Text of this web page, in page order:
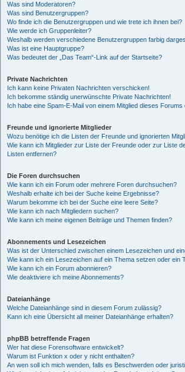
Was sind Moderatoren?
Was sind Benutzergruppen?
Wo finde ich die Benutzergruppen und wie trete ich ihnen bei?
Wie werde ich Gruppenleiter?
Weshalb werden verschiedene Benutzergruppen farbig
Was ist eine Hauptgruppe?
Was bedeutet der „Das Team“-Link auf der Startseite?
Private Nachrichten
Ich kann keine Privaten Nachrichten verschicken!
Ich bekomme ständig unerwünschte Private Nachrichten!
Ich habe eine Spam-E-Mail von einem Mitglied dieses Forums
Freunde und ignorierte Mitglieder
Wozu benötige ich die Listen der Freunde und ignorierten
Wie kann ich Mitglieder zur Liste der Freunde oder zur Liste
Listen entfernen?
Die Foren durchsuchen
Wie kann ich ein Forum oder mehrere Foren durchsuchen?
Weshalb erhalte ich bei der Suche keine Ergebnisse?
Warum bekomme ich bei der Suche eine leere Seite?
Wie kann ich nach Mitgliedern suchen?
Wie kann ich meine eigenen Beiträge und Themen finden?
Abonnements und Lesezeichen
Was ist der Unterschied zwischen einem Lesezeichen und
Wie kann ich ein Lesezeichen auf ein Thema setzen oder ein
Wie kann ich ein Forum abonnieren?
Wie deaktiviere ich meine Abonnements?
Dateianhänge
Welche Dateianhänge sind in diesem Forum zulässig?
Kann ich eine Übersicht all meiner Dateianhänge erhalten?
phpBB betreffende Fragen
Wer hat diese Forensoftware entwickelt?
Warum ist Funktion x oder y nicht enthalten?
An wen soll ich mich wenden, falls es Beschwerden oder